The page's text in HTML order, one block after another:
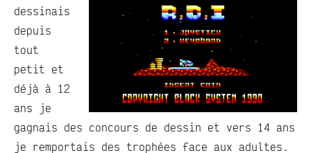
dessinais
depuis
tout
petit et
déjà à 12
ans je
gagnais des concours de dessin et vers 14 ans
je remportais des trophées face aux adultes.